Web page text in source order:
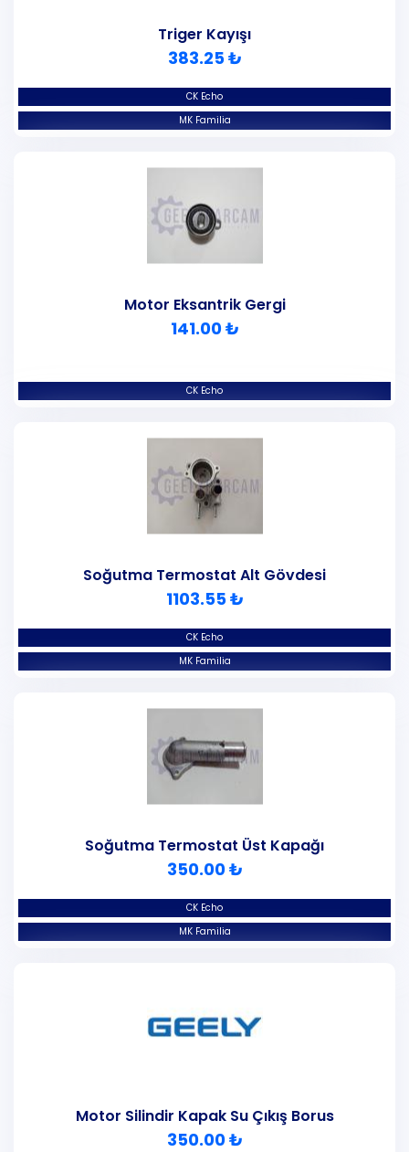
CK Echo
MK Familia
Triger Kayışı
383.25 ₺
CK Echo
Motor Eksantrik Gergi
141.00 ₺
CK Echo
MK Familia
Soğutma Termostat Alt Gövdesi
1103.55 ₺
CK Echo
MK Familia
Soğutma Termostat Üst Kapağı
350.00 ₺
Motor Silindir Kapak Su Çıkış Borus
350.00 ₺